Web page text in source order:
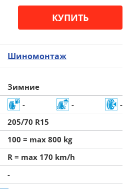
КУПИТЬ
Шиномонтаж
Зимние
- -
-
205/70 R15
100 = max 800 kg
R = max 170 km/h
-